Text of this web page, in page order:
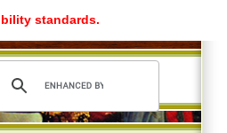
standards.